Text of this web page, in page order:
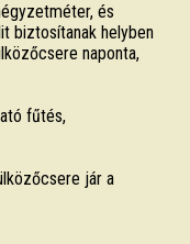
és
biztosítanak helyben
naponta,
fűtés,
jár a